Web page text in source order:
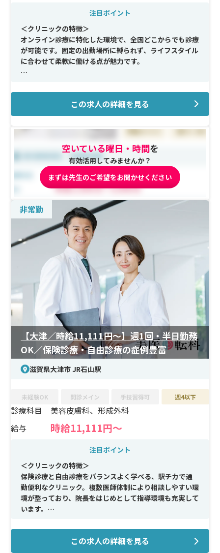
注目ポイント
＜クリニックの特徴＞
オンライン診療に特化した環境で、全国どこからでも診療
が可能です。固定の出勤場所に縛られず、ライフスタイル
に合わせて柔軟に働ける点が魅力です。
ピルやAGAなど、自費診療を中心としたオンライン診療を
担当いただきます。診療内容がシンプルなため、保険診療
に比べて業務負担が少なく、スムーズに始められます。
診療マニュアルやサポート体制が整っているため、オン
ライン診療の経験がない方も安心。臨床研修を終えた
後、幅広い診療スキルを活かせる環境です。
＜待遇＞
時給は8,000円から、診療内容やご経験に応じてインセン
ティブ支給もあります。週1回3時間から勤務できるた
め、他の仕事やプライベートと無理なく両立可能です。
この求人の詳細を見る
空いている曜日・時間を
有効活用してみませんか？
まずは先生のご希望をお聞かせください
非常勤
【大津／時給11,111円～】週1回・半日勤務
OK／保険診療・自由診療の症例豊富
滋賀県大津市 JR石山駅
未経験OK 問診メイン 手技習得可 週4以下
診療科目
美容皮膚科、形成外科
給与
時給11,111円～
注目ポイント
＜クリニックの特徴＞
保険診療と自由診療をバランスよく学べる、駅チカで通
勤便利なクリニック。複数医師体制により相談しやすい環
境が整っており、院長をはじめとして指導環境も充実して
います。
＜メイン施術＞
しみ・ほくろ・たるみ・ニキビ治療、二重整形、下眼瞼
この求人の詳細を見る